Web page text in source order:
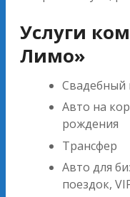
Услуги
Лимо»
Свадебный
Авто на
рождения
Трансфер
Авто для
поездок,